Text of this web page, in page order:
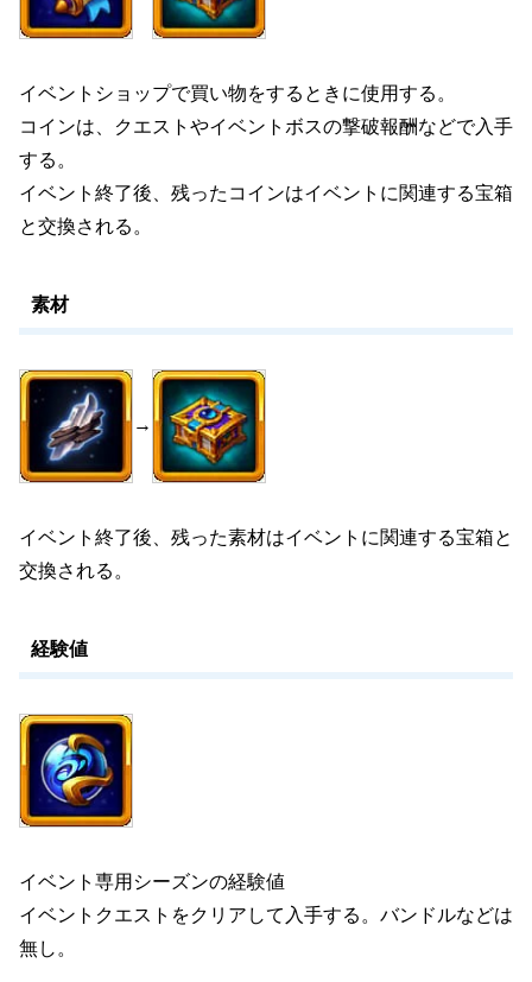
イベントショップで買い物をするときに使用する。
コインは、クエストやイベントボスの撃破報酬などで入手
する。
イベント終了後、残ったコインはイベントに関連する宝箱
と交換される。
素材
→
イベント終了後、残った素材はイベントに関連する宝箱と
交換される。
経験値
イベント専用シーズンの経験値
イベントクエストをクリアして入手する。バンドルなどは
無し。